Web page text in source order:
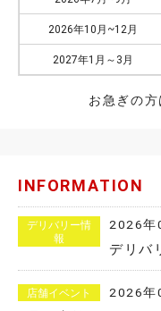
2026年10月~12月
2027年1月～3月
お急ぎの
INFORMATION
デリバリー情
報
2026年
デリバ
店舗イベント 2026年